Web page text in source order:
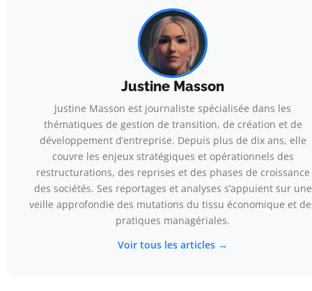
Justine Masson
Justine Masson est journaliste spécialisée dans les
thématiques de gestion de transition, de création et de
développement d’entreprise. Depuis plus de dix ans, elle
couvre les enjeux stratégiques et opérationnels des
restructurations, des reprises et des phases de croissance
des sociétés. Ses reportages et analyses s’appuient sur une
veille approfondie des mutations du tissu économique et
pratiques managériales.
Voir tous les articles →